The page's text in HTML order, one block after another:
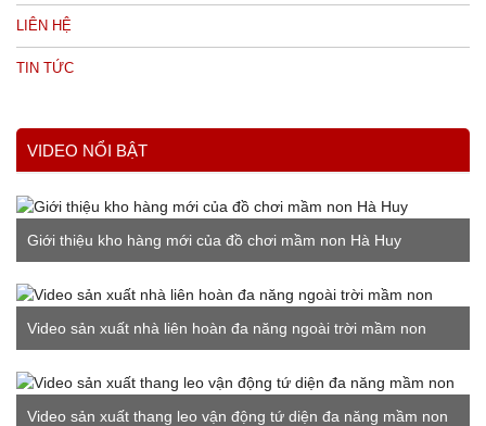
LIÊN HỆ
TIN TỨC
VIDEO NỔI BẬT
Giới thiệu kho hàng mới của đồ chơi mầm non Hà Huy
Video sản xuất nhà liên hoàn đa năng ngoài trời mầm non
Video sản xuất thang leo vận động tứ diện đa năng mầm non